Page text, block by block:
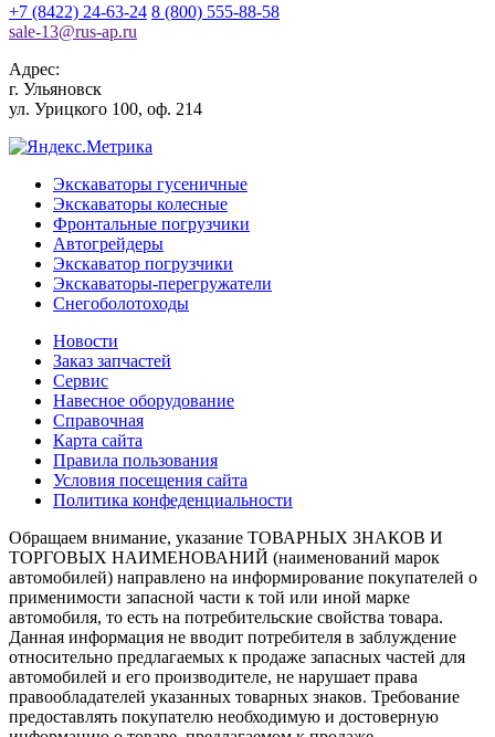
+7 (8422) 24-63-24 8 (800) 555-88-58
sale-13@rus-ap.ru
Адрес:
г. Ульяновск
ул. Урицкого 100, оф. 214
Экскаваторы гусеничные
Экскаваторы колесные
Фронтальные погрузчики
Автогрейдеры
Экскаватор погрузчики
Экскаваторы-перегружатели
Снегоболотоходы
Новости
Заказ запчастей
Сервис
Навесное оборудование
Справочная
Карта сайта
Правила пользования
Условия посещения сайта
Политика конфеденциальности
Обращаем внимание, указание ТОВАРНЫХ ЗНАКОВ И
ТОРГОВЫХ НАИМЕНОВАНИЙ (наименований марок
автомобилей) направлено на информирование покупателей о
применимости запасной части к той или иной марке
автомобиля, то есть на потребительские свойства товара.
Данная информация не вводит потребителя в заблуждение
относительно предлагаемых к продаже запасных частей для
автомобилей и его производителе, не нарушает права
правообладателей указанных товарных знаков. Требование
предоставлять покупателю необходимую и достоверную